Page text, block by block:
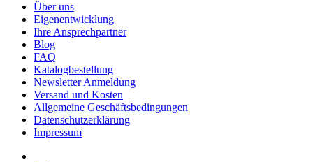
Über uns
Eigenentwicklung
Ihre Ansprechpartner
Blog
FAQ
Katalogbestellung
Newsletter Anmeldung
Versand und Kosten
Allgemeine Geschäftsbedingungen
Datenschutzerklärung
Impressum